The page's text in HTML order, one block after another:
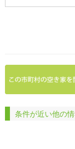
条件が近い他の